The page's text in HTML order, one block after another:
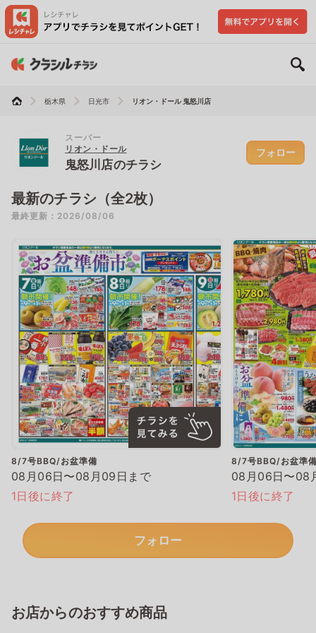
栃木県 日光市 リオン・ドール 鬼怒川店
スーパー
リオン・ドール
鬼怒川店のチラシ
フォロー
最新のチラシ（全2枚）
最終更新：2026/08/06
8/7号BBQ/お盆準備
08月06日〜08月09日まで
1日後に終了
8/7号BBQ/お盆準
08月06日〜08
1日後に終了
フォロー
お店からのおすすめ商品